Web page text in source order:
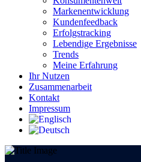
Markenentwicklung
Kundenfeedback
Erfolgstracking
Lebendige Ergebnisse
Trends
Meine Erfahrung
Ihr Nutzen
Zusammenarbeit
Kontakt
Impressum